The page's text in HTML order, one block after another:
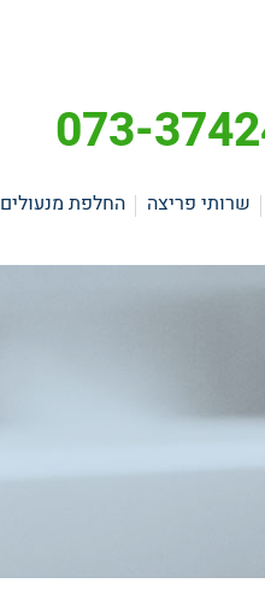
שרותי פריצה החלפת מנעולים